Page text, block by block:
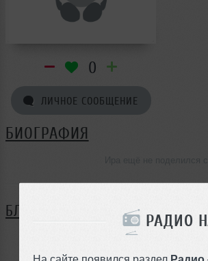
РАДИО
На сайте появился раздел Радио
0
ЛИЧНОЕ СООБЩЕНИЕ
БИОГРАФИЯ
БЛОГ